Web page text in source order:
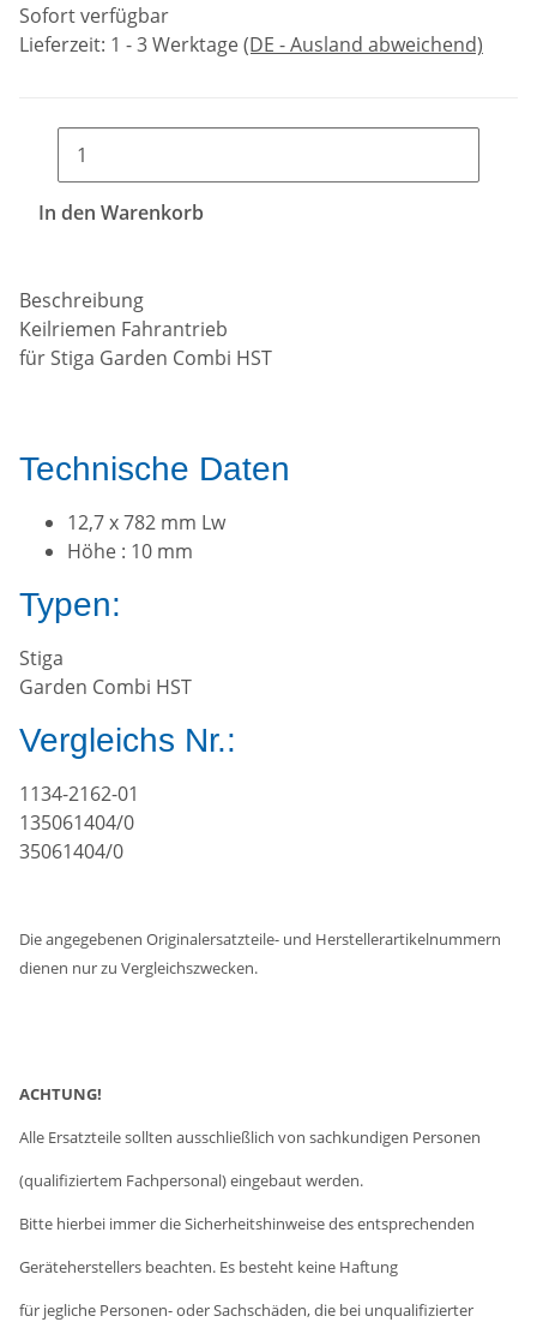
Sofort verfügbar
Lieferzeit: 1 - 3 Werktage(DE - Ausland abweichend)
In den Warenkorb
Beschreibung
Keilriemen Fahrantrieb
für Stiga Garden Combi HST
Technische Daten
12,7 x 782 mm Lw
Höhe : 10 mm
Typen:
Stiga
Garden Combi HST
Vergleichs Nr.:
1134-2162-01
135061404/0
35061404/0
Die angegebenen Originalersatzteile- und Herstellerartikelnummern
dienen nur zu Vergleichszwecken.
ACHTUNG!
Alle Ersatzteile sollten ausschließlich von sachkundigen Personen
(qualifiziertem Fachpersonal) eingebaut werden.
Bitte hierbei immer die Sicherheitshinweise des entsprechenden
Geräteherstellers beachten. Es besteht keine Haftung
für jegliche Personen- oder Sachschäden, die bei unqualifizierter